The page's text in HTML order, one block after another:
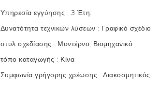
Υπηρεσία εγγύησης : 3 Έτη:
Δυνατότητα τεχνικών λύσεων : Γραφικό σχέδιο
στυλ σχεδίασης : Μοντέρνο, Βιομηχανικό
τόπο καταγωγής : Κίνα
Συμφωνία γρήγορης χρέωσης :Διακοσμητικός